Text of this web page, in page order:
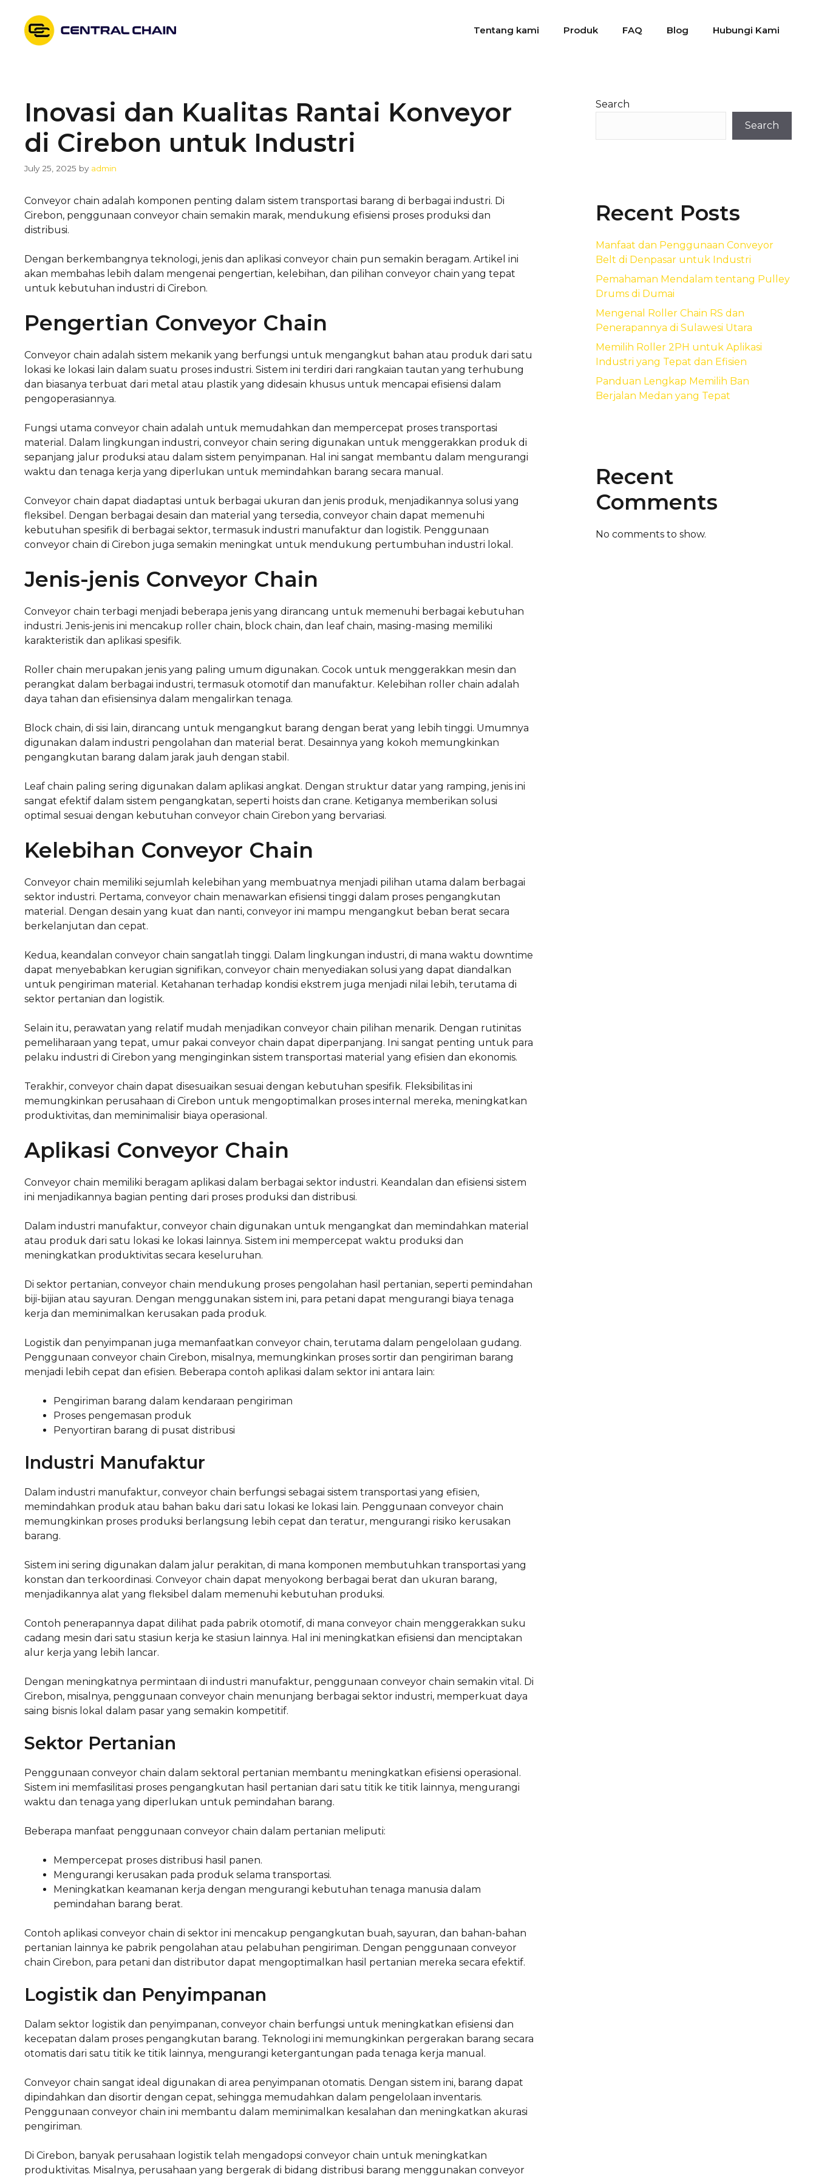
content
Tentang kami Produk FAQ Blog Hubungi Kami
Inovasi dan Kualitas Rantai Konveyor
di Cirebon untuk Industri
July 25, 2025 by admin
Conveyor chain adalah komponen penting dalam sistem transportasi barang di berbagai industri. Di
Cirebon, penggunaan conveyor chain semakin marak, mendukung efisiensi proses produksi dan
distribusi.
Dengan berkembangnya teknologi, jenis dan aplikasi conveyor chain pun semakin beragam. Artikel ini
akan membahas lebih dalam mengenai pengertian, kelebihan, dan pilihan conveyor chain yang tepat
untuk kebutuhan industri di Cirebon.
Pengertian Conveyor Chain
Conveyor chain adalah sistem mekanik yang berfungsi untuk mengangkut bahan atau produk dari satu
lokasi ke lokasi lain dalam suatu proses industri. Sistem ini terdiri dari rangkaian tautan yang terhubung
dan biasanya terbuat dari metal atau plastik yang didesain khusus untuk mencapai efisiensi dalam
pengoperasiannya.
Fungsi utama conveyor chain adalah untuk memudahkan dan mempercepat proses transportasi
material. Dalam lingkungan industri, conveyor chain sering digunakan untuk menggerakkan produk di
sepanjang jalur produksi atau dalam sistem penyimpanan. Hal ini sangat membantu dalam mengurangi
waktu dan tenaga kerja yang diperlukan untuk memindahkan barang secara manual.
Conveyor chain dapat diadaptasi untuk berbagai ukuran dan jenis produk, menjadikannya solusi yang
fleksibel. Dengan berbagai desain dan material yang tersedia, conveyor chain dapat memenuhi
kebutuhan spesifik di berbagai sektor, termasuk industri manufaktur dan logistik. Penggunaan
conveyor chain di Cirebon juga semakin meningkat untuk mendukung pertumbuhan industri lokal.
Jenis-jenis Conveyor Chain
Conveyor chain terbagi menjadi beberapa jenis yang dirancang untuk memenuhi berbagai kebutuhan
industri. Jenis-jenis ini mencakup roller chain, block chain, dan leaf chain, masing-masing memiliki
karakteristik dan aplikasi spesifik.
Roller chain merupakan jenis yang paling umum digunakan. Cocok untuk menggerakkan mesin dan
perangkat dalam berbagai industri, termasuk otomotif dan manufaktur. Kelebihan roller chain adalah
daya tahan dan efisiensinya dalam mengalirkan tenaga.
Block chain, di sisi lain, dirancang untuk mengangkut barang dengan berat yang lebih tinggi. Umumnya
digunakan dalam industri pengolahan dan material berat. Desainnya yang kokoh memungkinkan
pengangkutan barang dalam jarak jauh dengan stabil.
Leaf chain paling sering digunakan dalam aplikasi angkat. Dengan struktur datar yang ramping, jenis ini
sangat efektif dalam sistem pengangkatan, seperti hoists dan crane. Ketiganya memberikan solusi
optimal sesuai dengan kebutuhan conveyor chain Cirebon yang bervariasi.
Kelebihan Conveyor Chain
Conveyor chain memiliki sejumlah kelebihan yang membuatnya menjadi pilihan utama dalam berbagai
sektor industri. Pertama, conveyor chain menawarkan efisiensi tinggi dalam proses pengangkutan
material. Dengan desain yang kuat dan nanti, conveyor ini mampu mengangkut beban berat secara
berkelanjutan dan cepat.
Kedua, keandalan conveyor chain sangatlah tinggi. Dalam lingkungan industri, di mana waktu downtime
dapat menyebabkan kerugian signifikan, conveyor chain menyediakan solusi yang dapat diandalkan
untuk pengiriman material. Ketahanan terhadap kondisi ekstrem juga menjadi nilai lebih, terutama di
sektor pertanian dan logistik.
Selain itu, perawatan yang relatif mudah menjadikan conveyor chain pilihan menarik. Dengan rutinitas
pemeliharaan yang tepat, umur pakai conveyor chain dapat diperpanjang. Ini sangat penting untuk para
pelaku industri di Cirebon yang menginginkan sistem transportasi material yang efisien dan ekonomis.
Terakhir, conveyor chain dapat disesuaikan sesuai dengan kebutuhan spesifik. Fleksibilitas ini
memungkinkan perusahaan di Cirebon untuk mengoptimalkan proses internal mereka, meningkatkan
produktivitas, dan meminimalisir biaya operasional.
Aplikasi Conveyor Chain
Conveyor chain memiliki beragam aplikasi dalam berbagai sektor industri. Keandalan dan efisiensi sistem
ini menjadikannya bagian penting dari proses produksi dan distribusi.
Dalam industri manufaktur, conveyor chain digunakan untuk mengangkat dan memindahkan material
atau produk dari satu lokasi ke lokasi lainnya. Sistem ini mempercepat waktu produksi dan
meningkatkan produktivitas secara keseluruhan.
Di sektor pertanian, conveyor chain mendukung proses pengolahan hasil pertanian, seperti pemindahan
biji-bijian atau sayuran. Dengan menggunakan sistem ini, para petani dapat mengurangi biaya tenaga
kerja dan meminimalkan kerusakan pada produk.
Logistik dan penyimpanan juga memanfaatkan conveyor chain, terutama dalam pengelolaan gudang.
Penggunaan conveyor chain Cirebon, misalnya, memungkinkan proses sortir dan pengiriman barang
menjadi lebih cepat dan efisien. Beberapa contoh aplikasi dalam sektor ini antara lain:
Pengiriman barang dalam kendaraan pengiriman
Proses pengemasan produk
Penyortiran barang di pusat distribusi
Industri Manufaktur
Dalam industri manufaktur, conveyor chain berfungsi sebagai sistem transportasi yang efisien,
memindahkan produk atau bahan baku dari satu lokasi ke lokasi lain. Penggunaan conveyor chain
memungkinkan proses produksi berlangsung lebih cepat dan teratur, mengurangi risiko kerusakan
barang.
Sistem ini sering digunakan dalam jalur perakitan, di mana komponen membutuhkan transportasi yang
konstan dan terkoordinasi. Conveyor chain dapat menyokong berbagai berat dan ukuran barang,
menjadikannya alat yang fleksibel dalam memenuhi kebutuhan produksi.
Contoh penerapannya dapat dilihat pada pabrik otomotif, di mana conveyor chain menggerakkan suku
cadang mesin dari satu stasiun kerja ke stasiun lainnya. Hal ini meningkatkan efisiensi dan menciptakan
alur kerja yang lebih lancar.
Dengan meningkatnya permintaan di industri manufaktur, penggunaan conveyor chain semakin vital. Di
Cirebon, misalnya, penggunaan conveyor chain menunjang berbagai sektor industri, memperkuat daya
saing bisnis lokal dalam pasar yang semakin kompetitif.
Sektor Pertanian
Penggunaan conveyor chain dalam sektoral pertanian membantu meningkatkan efisiensi operasional.
Sistem ini memfasilitasi proses pengangkutan hasil pertanian dari satu titik ke titik lainnya, mengurangi
waktu dan tenaga yang diperlukan untuk pemindahan barang.
Beberapa manfaat penggunaan conveyor chain dalam pertanian meliputi:
Mempercepat proses distribusi hasil panen.
Mengurangi kerusakan pada produk selama transportasi.
Meningkatkan keamanan kerja dengan mengurangi kebutuhan tenaga manusia dalam
pemindahan barang berat.
Contoh aplikasi conveyor chain di sektor ini mencakup pengangkutan buah, sayuran, dan bahan-bahan
pertanian lainnya ke pabrik pengolahan atau pelabuhan pengiriman. Dengan penggunaan conveyor
chain Cirebon, para petani dan distributor dapat mengoptimalkan hasil pertanian mereka secara efektif.
Logistik dan Penyimpanan
Dalam sektor logistik dan penyimpanan, conveyor chain berfungsi untuk meningkatkan efisiensi dan
kecepatan dalam proses pengangkutan barang. Teknologi ini memungkinkan pergerakan barang secara
otomatis dari satu titik ke titik lainnya, mengurangi ketergantungan pada tenaga kerja manual.
Conveyor chain sangat ideal digunakan di area penyimpanan otomatis. Dengan sistem ini, barang dapat
dipindahkan dan disortir dengan cepat, sehingga memudahkan dalam pengelolaan inventaris.
Penggunaan conveyor chain ini membantu dalam meminimalkan kesalahan dan meningkatkan akurasi
pengiriman.
Di Cirebon, banyak perusahaan logistik telah mengadopsi conveyor chain untuk meningkatkan
produktivitas. Misalnya, perusahaan yang bergerak di bidang distribusi barang menggunakan conveyor
Search
Search
Recent Posts
Manfaat dan Penggunaan Conveyor
Belt di Denpasar untuk Industri
Pemahaman Mendalam tentang Pulley
Drums di Dumai
Mengenal Roller Chain RS dan
Penerapannya di Sulawesi Utara
Memilih Roller 2PH untuk Aplikasi
Industri yang Tepat dan Efisien
Panduan Lengkap Memilih Ban
Berjalan Medan yang Tepat
Recent
Comments
No comments to show.